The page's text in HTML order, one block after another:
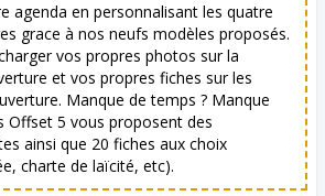
agenda en personnalisant les quatre
grace à nos neufs modèles proposés.
vos propres photos sur la
et vos propres fiches sur les
Manque de temps ? Manque
Offset 5 vous proposent des
ainsi que 20 fiches aux choix
charte de laïcité, etc).